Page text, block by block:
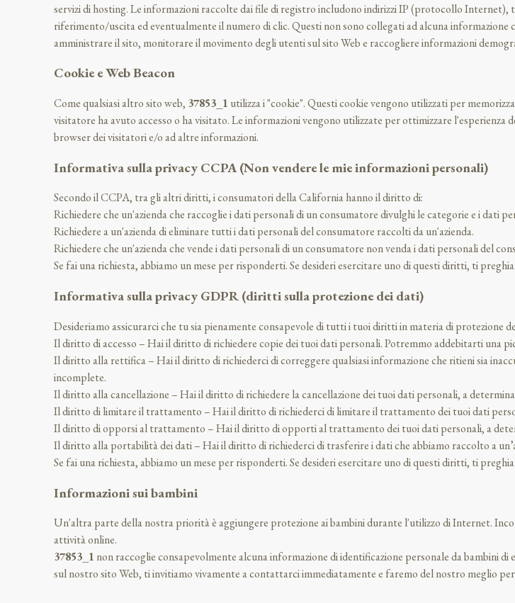
servizi di hosting. Le informazioni raccolte dai file di registro includono indirizzi IP (protocollo
riferimento/uscita ed eventualmente il numero di clic. Questi non sono collegati ad alcuna informazione
amministrare il sito, monitorare il movimento degli utenti sul sito Web e raccogliere informazioni
Cookie e Web Beacon
Come qualsiasi altro sito web, 37853_1 utilizza i "cookie". Questi cookie vengono utilizzati per
visitatore ha avuto accesso o ha visitato. Le informazioni vengono utilizzate per ottimizzare
browser dei visitatori e/o ad altre informazioni.
Informativa sulla privacy CCPA (Non vendere le mie informazioni personali)
Secondo il CCPA, tra gli altri diritti, i consumatori della California hanno il diritto di:
Richiedere che un'azienda che raccoglie i dati personali di un consumatore divulghi le categorie e i dati
Richiedere a un'azienda di eliminare tutti i dati personali del consumatore raccolti da un'azienda.
Richiedere che un'azienda che vende i dati personali di un consumatore non venda i dati personali del
Se fai una richiesta, abbiamo un mese per risponderti. Se desideri esercitare uno di questi diritti, ti
Informativa sulla privacy GDPR (diritti sulla protezione dei dati)
Desideriamo assicurarci che tu sia pienamente consapevole di tutti i tuoi diritti in materia di protezione
Il diritto di accesso – Hai il diritto di richiedere copie dei tuoi dati personali. Potremmo addebitarti una
Il diritto alla rettifica – Hai il diritto di richiederci di correggere qualsiasi informazione che ritieni sia
incomplete.
Il diritto alla cancellazione – Hai il diritto di richiedere la cancellazione dei tuoi dati personali, a
Il diritto di limitare il trattamento – Hai il diritto di richiederci di limitare il trattamento dei tuoi dati
Il diritto di opporsi al trattamento – Hai il diritto di opporti al trattamento dei tuoi dati personali, a
Il diritto alla portabilità dei dati – Hai il diritto di richiederci di trasferire i dati che abbiamo raccolto a
Se fai una richiesta, abbiamo un mese per risponderti. Se desideri esercitare uno di questi diritti, ti
Informazioni sui bambini
Un'altra parte della nostra priorità è aggiungere protezione ai bambini durante l'utilizzo di Internet.
attività online.
37853_1 non raccoglie consapevolmente alcuna informazione di identificazione personale da bambini
sul nostro sito Web, ti invitiamo vivamente a contattarci immediatamente e faremo del nostro meglio